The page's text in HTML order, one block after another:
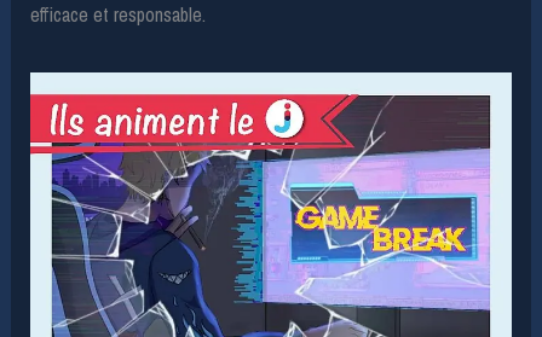
efficace et responsable.